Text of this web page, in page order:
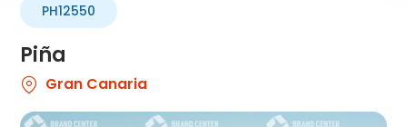
Piña
PH12550
Gran Canaria